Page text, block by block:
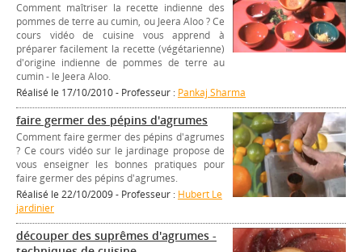
Comment maîtriser la recette indienne des
pommes de terre au cumin, ou Jeera Aloo ? Ce
cours vidéo de cuisine vous apprend à
préparer facilement la recette (végétarienne)
d'origine indienne de pommes de terre au
cumin - le Jeera Aloo.
Réalisé le 17/10/2010 - Professeur : Pankaj Sharma
faire germer des pépins d'agrumes
Comment faire germer des pépins d'agrumes
? Ce cours vidéo sur le jardinage propose de
vous enseigner les bonnes pratiques pour
faire germer des pépins d'agrumes.
Réalisé le 22/10/2009 - Professeur : Hubert Le
jardinier
découper des suprêmes d'agrumes -